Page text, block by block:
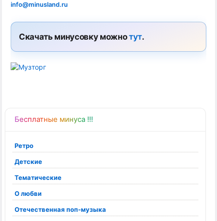
Бесплатные минуса !!!
Ретро
Детские
Тематические
О любви
Отечественная поп-музыка
info@minusland.ru
Скачать минусовку можнотут.